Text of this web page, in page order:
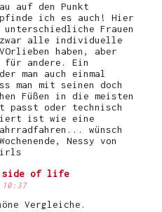
auf den Punkt
ich es auch! Hier
Frauen
alle individuelle
haben, aber
für andere. Ein
man auch einmal
man mit seinen doch
Füßen in die meisten
passt oder technisch
ist wie eine
wünsch
Nessy von
side of life
Vergleiche.